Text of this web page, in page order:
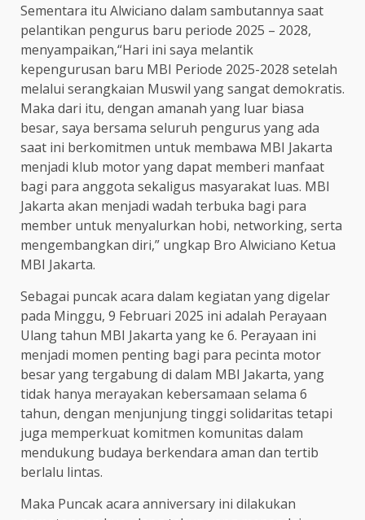
Sementara itu Alwiciano dalam sambutannya saat
pelantikan pengurus baru periode 2025 – 2028,
menyampaikan,“Hari ini saya melantik
kepengurusan baru MBI Periode 2025-2028 setelah
melalui serangkaian Muswil yang sangat demokratis.
Maka dari itu, dengan amanah yang luar biasa
besar, saya bersama seluruh pengurus yang ada
saat ini berkomitmen untuk membawa MBI Jakarta
menjadi klub motor yang dapat memberi manfaat
bagi para anggota sekaligus masyarakat luas. MBI
Jakarta akan menjadi wadah terbuka bagi para
member untuk menyalurkan hobi, networking, serta
mengembangkan diri,” ungkap Bro Alwiciano Ketua
MBI Jakarta.
Sebagai puncak acara dalam kegiatan yang digelar
pada Minggu, 9 Februari 2025 ini adalah Perayaan
Ulang tahun MBI Jakarta yang ke 6. Perayaan ini
menjadi momen penting bagi para pecinta motor
besar yang tergabung di dalam MBI Jakarta, yang
tidak hanya merayakan kebersamaan selama 6
tahun, dengan menjunjung tinggi solidaritas tetapi
juga memperkuat komitmen komunitas dalam
mendukung budaya berkendara aman dan tertib
berlalu lintas.
Maka Puncak acara anniversary ini dilakukan